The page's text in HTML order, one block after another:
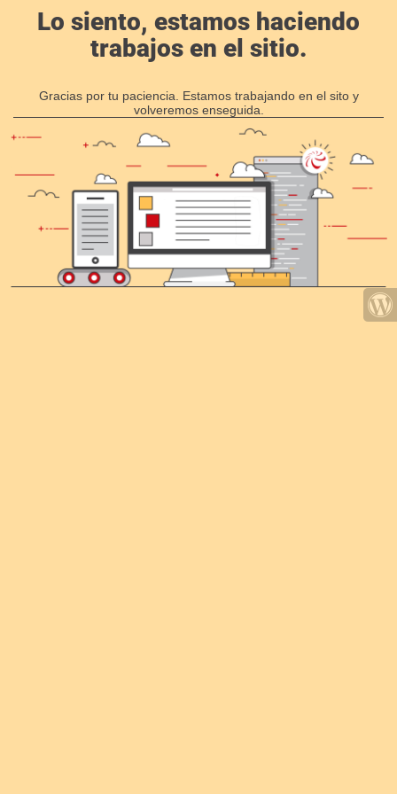
Lo siento, estamos haciendo
trabajos en el sitio.
Gracias por tu paciencia. Estamos trabajando en el sito y
volveremos enseguida.